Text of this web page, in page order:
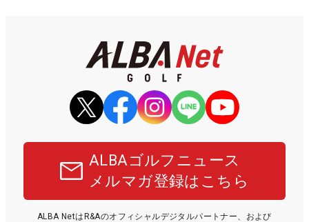
ALBAゴルフニュース
メルマガ登録はこちら
ALBA NetはR&Aのオフィシャルデジタルパートナー、および